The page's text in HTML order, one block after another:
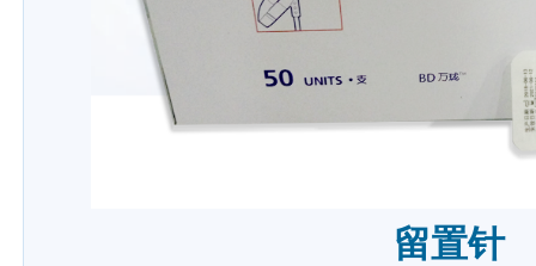
留置针